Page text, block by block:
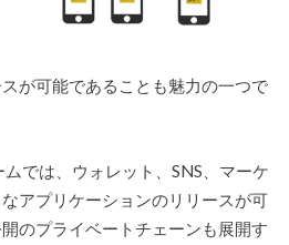
が可能であることも魅力の一つで
では、ウォレット、SNS、マーケ
アプリケーションのリリースが可
のプライベートチェーンも展開す